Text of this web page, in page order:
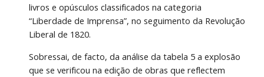
livros e opúsculos classificados na categoria
“Liberdade de Imprensa”, no seguimento da Revolução
Liberal de 1820.
Sobressai, de facto, da análise da tabela 5 a explosão
que se verificou na edição de obras que reflectem